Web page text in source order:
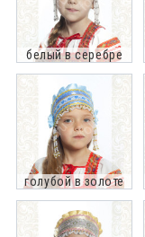
белый в серебре
голубой в золоте